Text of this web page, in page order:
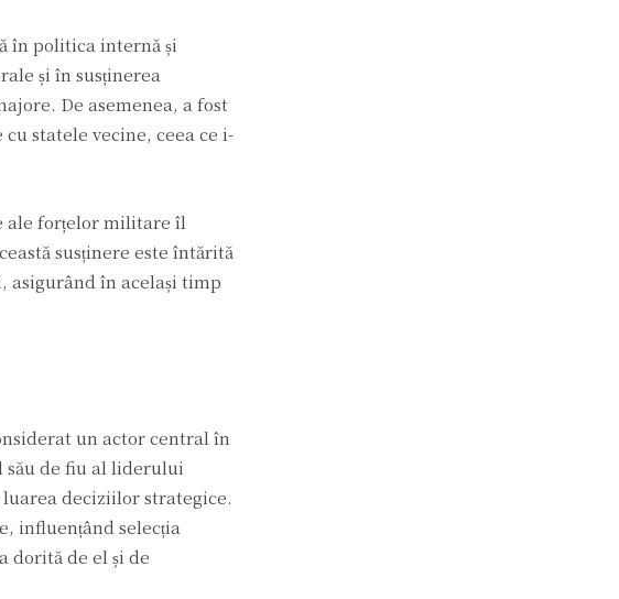
în politica internă și
și în susținerea
De asemenea, a fost
statele vecine, ceea ce i-
ale forțelor militare îl
susținere este întărită
asigurând în același timp
un actor central în
de fiu al liderului
deciziilor strategice.
influențând selecția
dorită de el și de